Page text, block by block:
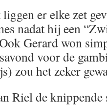
er elke zet
nadat hij een
Gerard won
voor de
zou het zeker
Riel de